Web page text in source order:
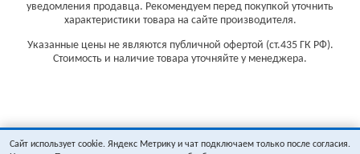
уведомления продавца. Рекомендуем перед покупкой уточнить
характеристики товара на сайте производителя.
Указанные цены не являются публичной офертой (ст.435 ГК РФ).
Стоимость и наличие товара уточняйте у менеджера.
Сайт использует cookie. Яндекс Метрику и чат подключаем только после согласия.